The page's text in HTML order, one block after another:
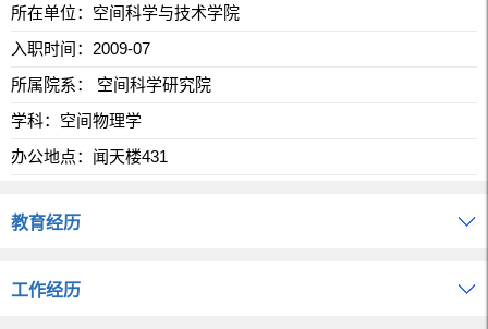
所在单位：空间科学与技术学院
入职时间：2009-07
所属院系： 空间科学研究院
学科：空间物理学
办公地点：闻天楼431
教育经历
工作经历